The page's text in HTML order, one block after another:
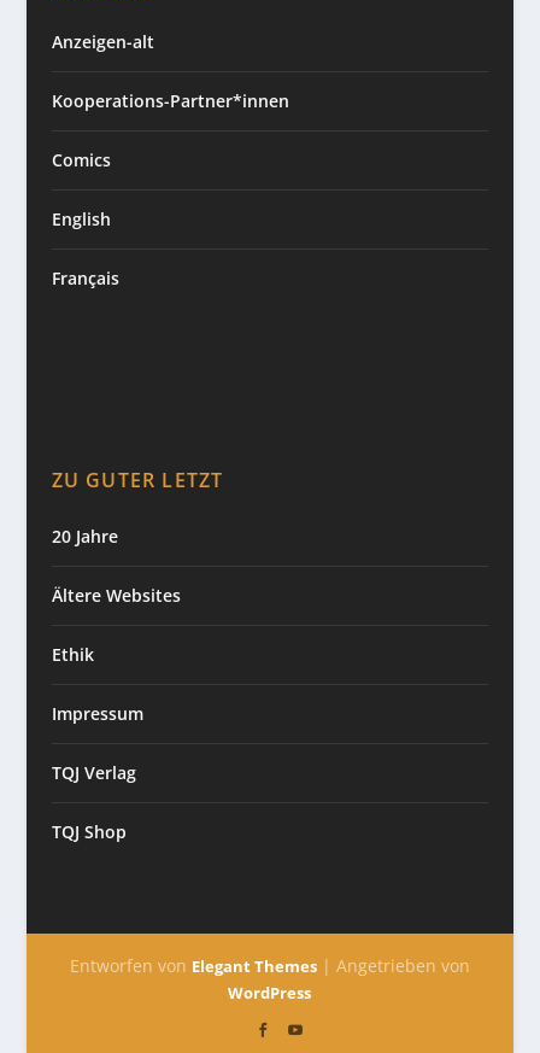
Anzeigen-alt
Kooperations-Partner*innen
Comics
English
Français
ZU GUTER LETZT
20 Jahre
Ältere Websites
Ethik
Impressum
TQJ Verlag
TQJ Shop
Entworfen von Elegant Themes| Angetrieben von
WordPress